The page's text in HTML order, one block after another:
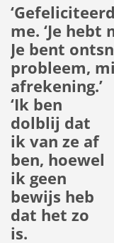
me. ‘Je
Je bent
probleem,
afrekening.’
‘Ik ben
dolblij dat
ik van ze af
ben, hoewel
ik geen
bewijs heb
dat het zo
is.